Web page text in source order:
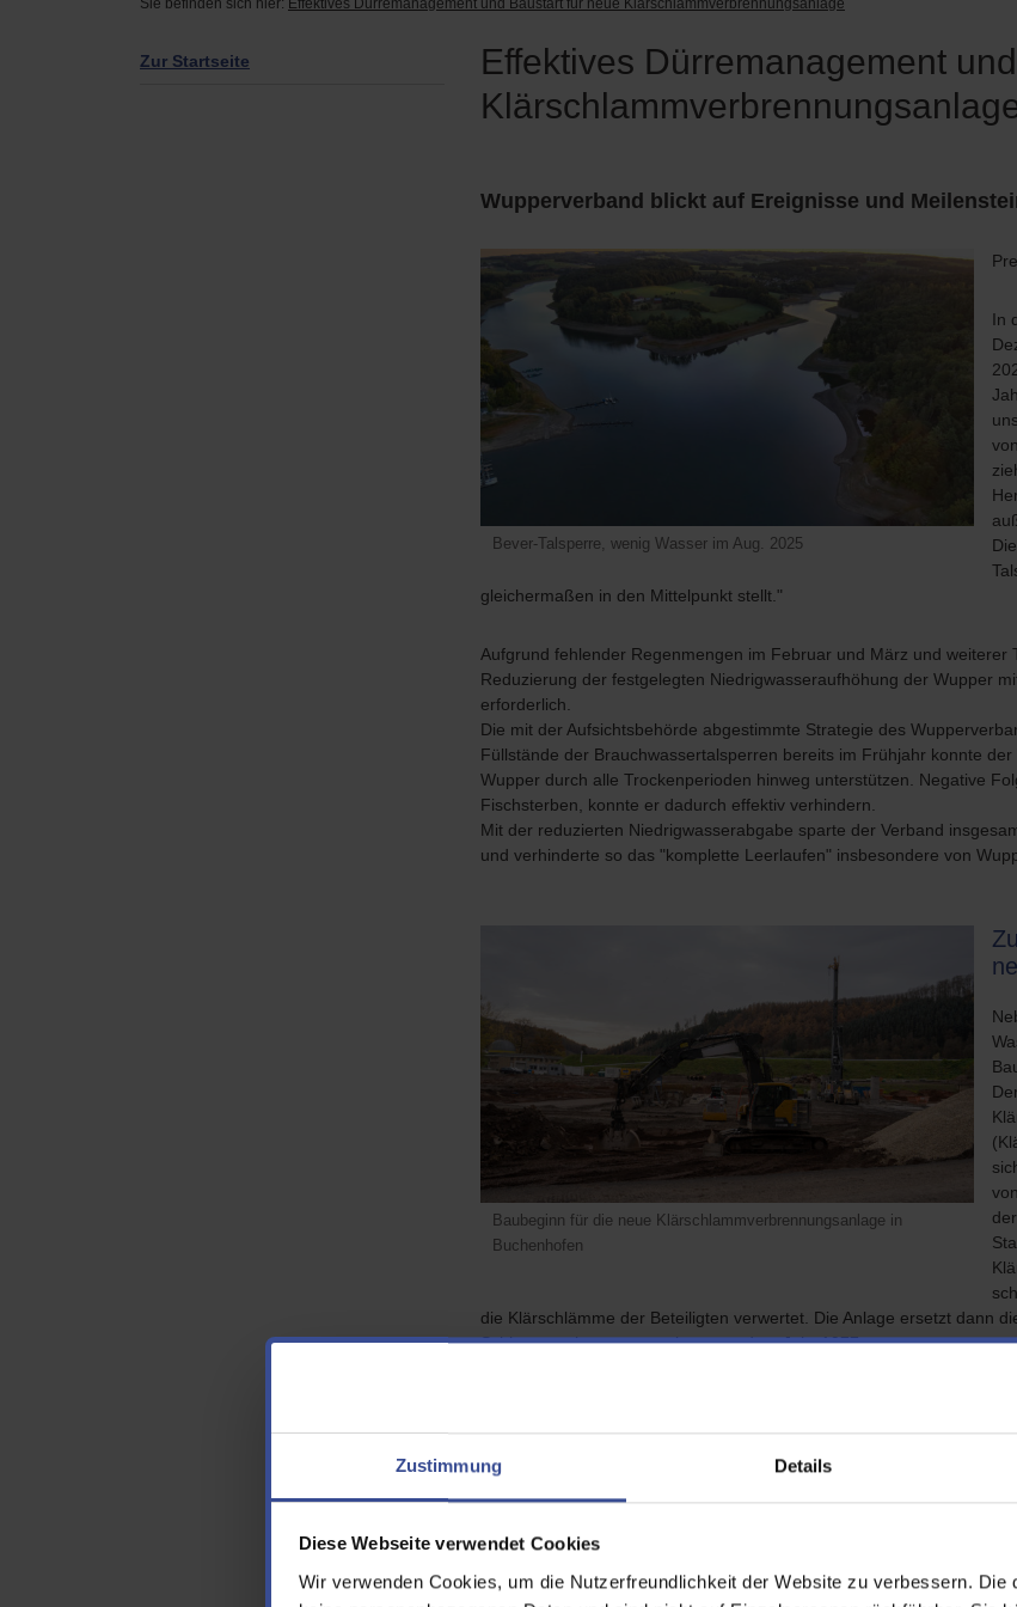
Zustimmung Details
Diese Webseite verwendet Cookies
Wir verwenden Cookies, um die Nutzerfreundlichkeit der Website zu verbessern. Die
Zur Startseite
Effektives Dürremanagement
Wupperverband blickt auf Ereignisse und
Bever-Talsperre, wenig Wasser im Aug. 2025
In
gleichermaßen in den Mittelpunkt stellt."
Aufgrund fehlender Regenmengen im Februar und März und
Reduzierung der festgelegten Niedrigwasseraufhöhung der Wupper
erforderlich.
Die mit der Aufsichtsbehörde abgestimmte Strategie des
Füllstände der Brauchwassertalsperren bereits im Frühjahr konnte
Wupper durch alle Trockenperioden hinweg unterstützen. Negative
Fischsterben, konnte er dadurch effektiv verhindern.
Mit der reduzierten Niedrigwasserabgabe sparte der Verband
und verhinderte so das "komplette Leerlaufen" insbesondere von
Baubeginn für die neue Klärschlammverbrennungsanlage in
Buchenhofen
die Klärschlämme der Beteiligten verwertet. Die Anlage ersetzt dann
Schlammverbrennungsanlage aus dem Jahr 1977.
Ein weiteres großes Innovations-Projekt im Bereich
Kläranlage am Standort Leverkusen, in der ab 2032 die vollständige
Kommunen und Stadtteilen, z. B. Leverkusen oder Leichlingen,
künftigen steigenden Ansprüchen an Reinigungsleistung und
ersten Quartal 2026 soll der Antrag zur Genehmigung eingereicht
Zukunftsprogramm Hochwasserschutz:
optimieren